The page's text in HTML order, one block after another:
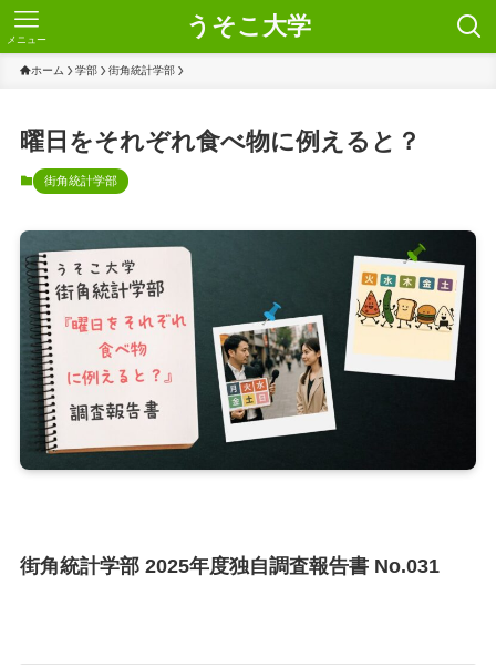
うそこ大学
メニュー
ホーム 学部 街角統計学部
曜日をそれぞれ食べ物に例えると？
街角統計学部
街角統計学部 2025年度独自調査報告書 No.031